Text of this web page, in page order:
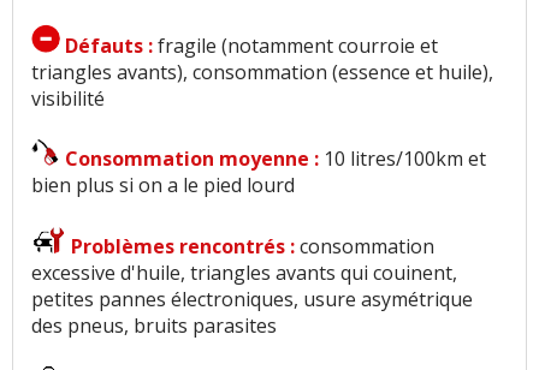
Défauts :fragile (notamment courroie et
triangles avants), consommation (essence et huile),
visibilité
Consommation moyenne : 10 litres/100km et
bien plus si on a le pied lourd
Problèmes rencontrés :consommation
excessive d'huile, triangles avants qui couinent,
petites pannes électroniques, usure asymétrique
des pneus, bruits parasites